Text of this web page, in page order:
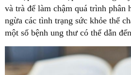
và trà để làm chậm quá trình phân
ngừa các tình trạng sức khỏe thể
một số bệnh ung thư có thể dẫn